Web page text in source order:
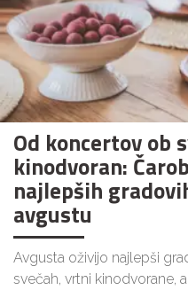
Od koncertov ob
kinodvoran:
najlepših
avgustu
Avgusta oživijo najlepši
svečah, vrtni kinodvorane,